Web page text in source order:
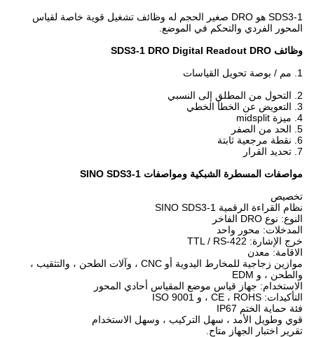
SDS3-1 هو DRO صغير الحجم له وظائف تشغيل قوية خاصة لقياس
المحور الفردي والتحكم في الموضع.
وظائف SDS3-1 DRO Digital Readout DRO
1. مم / بوصة تحويل القياسات
2. التحول من المطلق إلى النسبي
3. التعويض عن الخطأ الخطي
4. ميزة midsplit
5. الحد من الصفر
6. نقطة مرجعية ثابتة
7. تحديد القرار
مواصفات المسطرة الشبكية ومواصفات SINO SDS3-1
تخصيص
نظام القراءة الرقمية SINO SDS3-1
النوع: نوع DRO الفاخر
المدخلات: محور واحد
خرج الإشارة: TTL / RS-422
الاقامة: معدن
موازين زجاجية للمخارط اليدوية أو CNC ، وآلات الطحن ، والتثقيب ،
والطحن ، و EDM
الاستخدام: جهاز قياس موضع المقياس أحادي المحور
التأكيدات: CE ، ROHS ، و ISO 9001
فئة حماية الختم IP67
قوي وطويل الأمد ، سهل التركيب ، وسهل الاستخدام
تقرير اختبار الجهاز متاح.